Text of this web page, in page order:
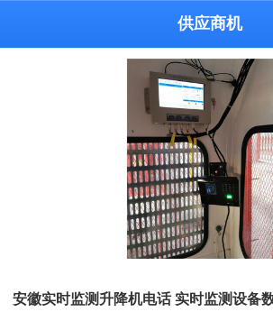
供应商机
安徽实时监测升降机电话 实时监测设备